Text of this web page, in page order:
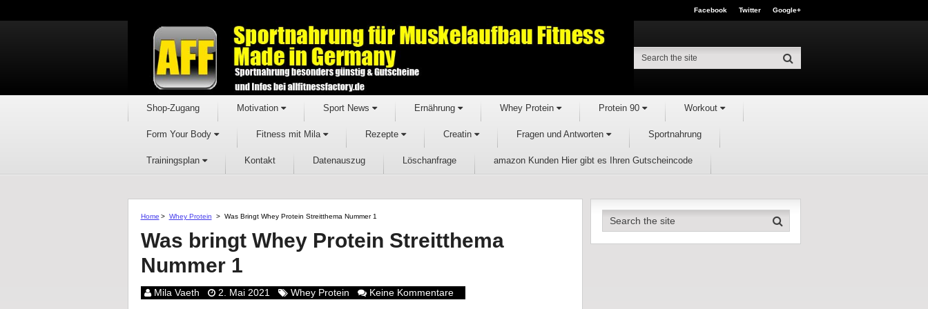
Facebook Twitter Google+
Shop-Zugang Motivation Sport News Ernährung Whey Protein Protein 90 Workout
Form Your Body Fitness mit Mila Rezepte Creatin Fragen und Antworten Sportnahrung
Trainingsplan Kontakt Datenauszug Löschanfrage amazon Kunden Hier gibt es Ihren Gutscheincode
Home > Whey Protein > Was Bringt Whey Protein Streitthema Nummer 1
Was bringt Whey Protein Streitthema
Nummer 1
Mila Vaeth 2. Mai 2021 Whey Protein Keine Kommentare